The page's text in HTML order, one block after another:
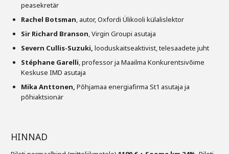
peasekretär
Rachel Botsman, autor, Oxfordi Ülikooli külalislektor
Sir Richard Branson, Virgin Groupi asutaja
Severn Cullis-Suzuki, looduskaitseaktivist, telesaadete juht
Stéphane Garelli, professor ja Maailma Konkurentsivõime
Keskuse IMD asutaja
Mika Anttonen, Põhjamaa energiafirma St1 asutaja ja
põhiaktsionär
HINNAD